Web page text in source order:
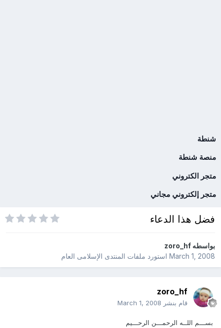
شنطة
منصة شنطة
متجر الكتروني
متجر إلكتروني مجاني
فضل هذا الدعاء
بواسطهzoro_hf
March 1, 2008استورد ملفات المنتدى الإسلامى العام
zoro_hf
قام بنشر March 1, 2008
بســـم اللــه الرحمـــن الرحـــيم